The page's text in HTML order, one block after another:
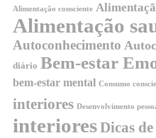
Alimentação consciente
Alimentação
Autoconhecimento
diário Bem-estar
bem-estar mental Consumo
interiores Desenvolvimento
interioresDicas